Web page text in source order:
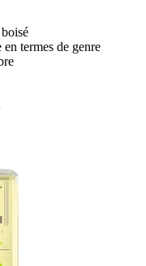
termes de genre